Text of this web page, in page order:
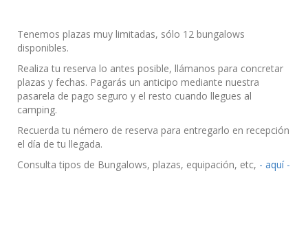
Tenemos plazas muy limitadas, sólo 12 bungalows
disponibles.
Realiza tu reserva lo antes posible, llámanos para concretar
plazas y fechas. Pagarás un anticipo mediante nuestra
pasarela de pago seguro y el resto cuando llegues al
camping.
Recuerda tu némero de reserva para entregarlo en recepción
el día de tu llegada.
Consulta tipos de Bungalows, plazas, equipación, etc, - aquí -